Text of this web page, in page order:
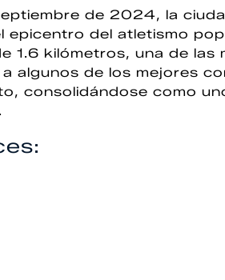
de 2024, la
epicentro del atletismo
1.6 kilómetros, una de las
algunos de los mejores
consolidándose como